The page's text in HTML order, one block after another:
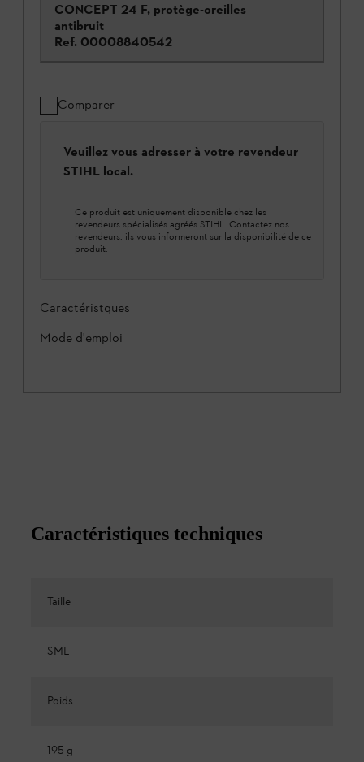
CONCEPT 24 F, protège-oreilles
antibruit
Ref. 00008840542
Comparer
Veuillez vous adresser à votre revendeur
STIHL local.
Ce produit est uniquement disponible chez les
revendeurs spécialisés agréés STIHL. Contactez nos
revendeurs, ils vous informeront sur la disponibilité de ce
produit.
Caractéristques
Mode d'emploi
Caractéristiques techniques
Taille
SML
Poids
195 g